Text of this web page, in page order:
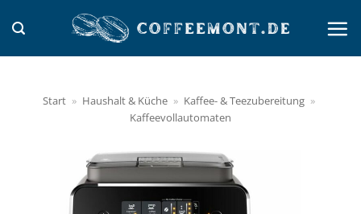
Inhalt
springen
Start » Haushalt & Küche » Kaffee- & Teezubereitung »
Kaffeevollautomaten